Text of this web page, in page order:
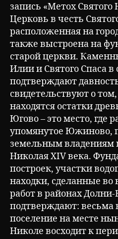
запись «Метох
Церковь в честь
расположенная на
также выстроена на
старой церкви.
Илии и Святого Спаса в
подтверждают
свидетельствуют о
находятся остатки
Югово – это место, где
упомянутое Южиново,
земельным владениям
Николая XIV века.
построек, участки
находки, сделанные во
работ в районах
подтверждают: весьма
поселение на месте
Николе восходит к